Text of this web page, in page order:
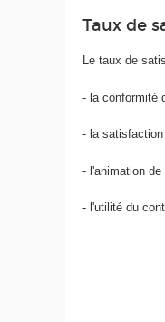
Taux de
Le taux de
- la conformité
- la
- l'animation
- l'utilité du